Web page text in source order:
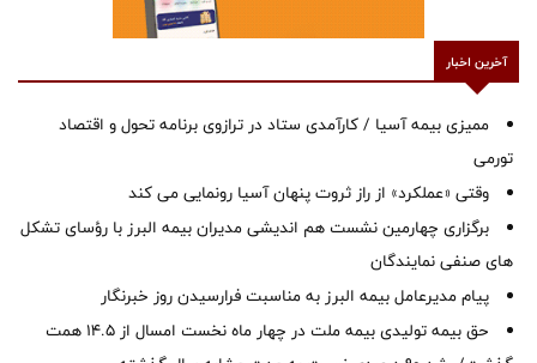
آخرین اخبار
ممیزی بیمه آسیا / کارآمدی ستاد در ترازوی برنامه تحول و اقتصاد
تورمی
وقتی «عملکرد» از راز ثروت پنهان آسیا رونمایی می کند
برگزاری چهارمین نشست هم اندیشی مدیران بیمه البرز با رؤسای تشکل
های صنفی نمایندگان
پیام مدیرعامل بیمه البرز به مناسبت فرارسیدن روز خبرنگار
حق بیمه تولیدی بیمه ملت در چهار ماه نخست امسال از 14.5 همت